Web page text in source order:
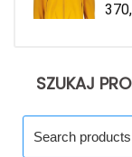
SZUKAJ
for: